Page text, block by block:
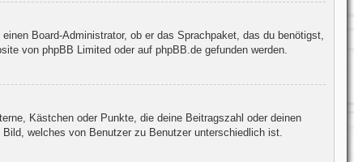
Board-Administrator, ob er das Sprachpaket, das du benötigst,
von phpBB Limited oder auf phpBB.degefunden werden.
Kästchen oder Punkte, die deine Beitragszahl oder deinen
welches von Benutzer zu Benutzer unterschiedlich ist.